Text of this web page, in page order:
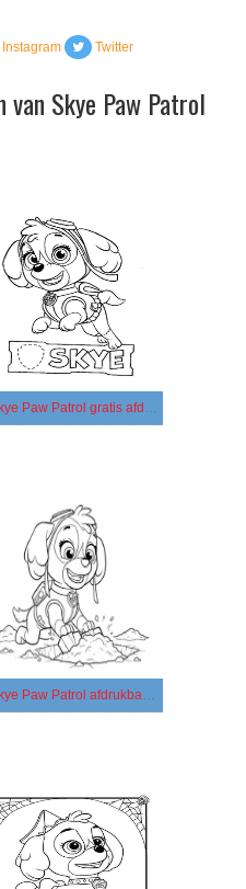
Instagram Twitter
Skye Paw Patrol
Skye Paw Patrol gratis afdrukbaar basis
Skye Paw Patrol afdrukbaar voor kinderen